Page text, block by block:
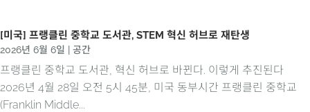
[미국] 프랭클린 중학교 도서관, STEM 혁신 허브로 재탄생
2026년 6월 6일 공간
프랭클린 중학교 도서관, 혁신 허브로 바뀐다. 이렇게 추진된다
2026년 4월 28일 오전 5시 45분, 미국 동부시간 프랭클린 중학교
(Franklin Middle...